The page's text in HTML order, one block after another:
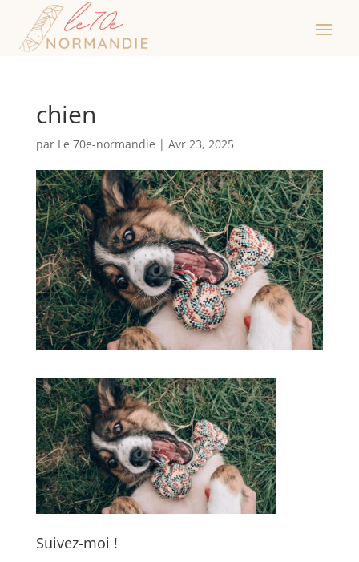
chien
par Le 70e-normandie | Avr 23, 2025
Suivez-moi !